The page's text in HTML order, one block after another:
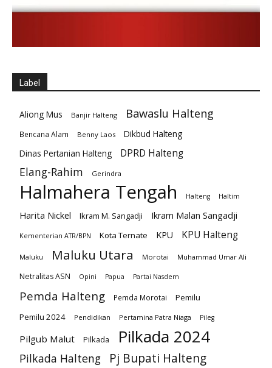
Label
Aliong Mus Banjir Halteng Bawaslu Halteng
Bencana Alam Benny Laos
Dikbud Halteng
Dinas Pertanian Halteng
DPRD Halteng
Elang-Rahim Gerindra
Halmahera Tengah Halteng Haltim
Harita Nickel Ikram M. Sangadji Ikram Malan Sangadji
Kementerian ATR/BPN Kota Ternate KPU KPU Halteng
Maluku Maluku Utara Morotai Muhammad Umar Ali
Netralitas ASN Opini Papua Partai Nasdem
Pemda Halteng Pemda Morotai
Pemilu
Pemilu 2024
Pendidikan Pertamina Patra Niaga Pileg
Pilgub Malut Pilkada Pilkada 2024
Pilkada Halteng Pj Bupati Halteng